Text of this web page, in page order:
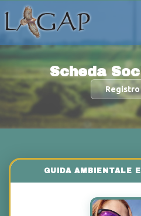
Scheda
Registro